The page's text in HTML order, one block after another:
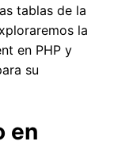
tablas de la
la
en PHP y
su
en